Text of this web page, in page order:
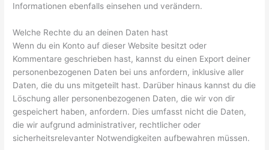
Informationen ebenfalls einsehen und verändern.
Welche Rechte du an deinen Daten hast
Wenn du ein Konto auf dieser Website besitzt oder
Kommentare geschrieben hast, kannst du einen Export deiner
personenbezogenen Daten bei uns anfordern, inklusive aller
Daten, die du uns mitgeteilt hast. Darüber hinaus kannst du die
Löschung aller personenbezogenen Daten, die wir von dir
gespeichert haben, anfordern. Dies umfasst nicht die Daten,
die wir aufgrund administrativer, rechtlicher oder
sicherheitsrelevanter Notwendigkeiten aufbewahren müssen.